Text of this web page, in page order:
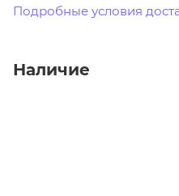
Подробные условия
Наличие